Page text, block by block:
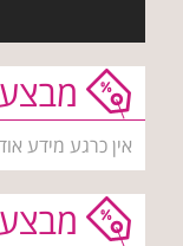
אין כרגע מידע